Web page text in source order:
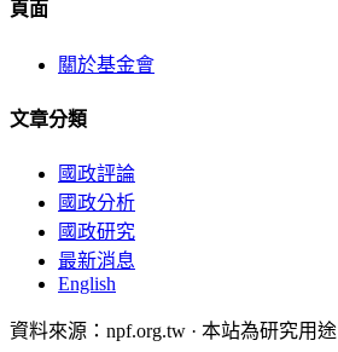
頁面
關於基金會
文章分類
國政評論
國政分析
國政研究
最新消息
English
資料來源：npf.org.tw · 本站為研究用途